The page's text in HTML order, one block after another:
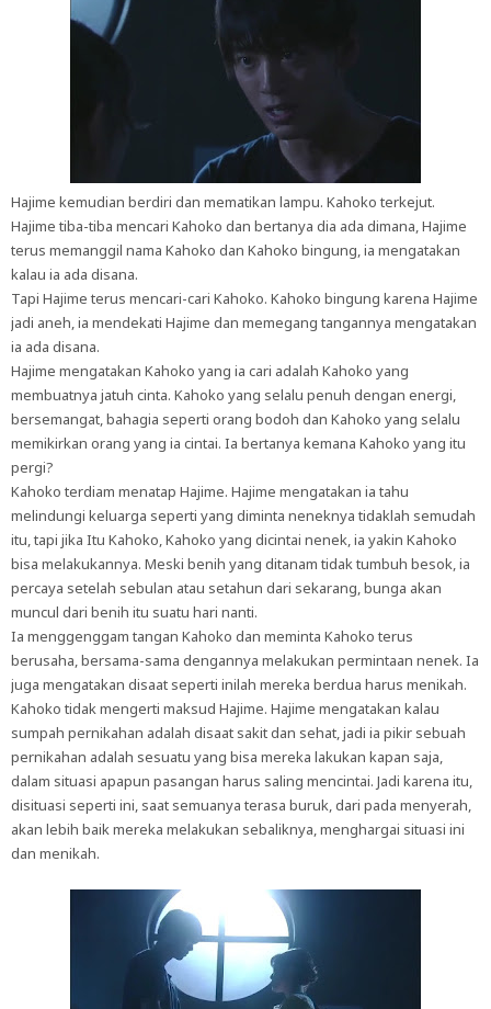
Hajime kemudian berdiri dan mematikan lampu. Kahoko terkejut.
Hajime tiba-tiba mencari Kahoko dan bertanya dia ada dimana, Hajime
terus memanggil nama Kahoko dan Kahoko bingung, ia mengatakan
kalau ia ada disana.
Tapi Hajime terus mencari-cari Kahoko. Kahoko bingung karena Hajime
jadi aneh, ia mendekati Hajime dan memegang tangannya mengatakan
ia ada disana.
Hajime mengatakan Kahoko yang ia cari adalah Kahoko yang
membuatnya jatuh cinta. Kahoko yang selalu penuh dengan energi,
bersemangat, bahagia seperti orang bodoh dan Kahoko yang selalu
memikirkan orang yang ia cintai. Ia bertanya kemana Kahoko yang itu
pergi?
Kahoko terdiam menatap Hajime. Hajime mengatakan ia tahu
melindungi keluarga seperti yang diminta neneknya tidaklah semudah
itu, tapi jika Itu Kahoko, Kahoko yang dicintai nenek, ia yakin Kahoko
bisa melakukannya. Meski benih yang ditanam tidak tumbuh besok, ia
percaya setelah sebulan atau setahun dari sekarang, bunga akan
muncul dari benih itu suatu hari nanti.
Ia menggenggam tangan Kahoko dan meminta Kahoko terus
berusaha, bersama-sama dengannya melakukan permintaan nenek. Ia
juga mengatakan disaat seperti inilah mereka berdua harus menikah.
Kahoko tidak mengerti maksud Hajime. Hajime mengatakan kalau
sumpah pernikahan adalah disaat sakit dan sehat, jadi ia pikir sebuah
pernikahan adalah sesuatu yang bisa mereka lakukan kapan saja,
dalam situasi apapun pasangan harus saling mencintai. Jadi karena itu,
disituasi seperti ini, saat semuanya terasa buruk, dari pada menyerah,
akan lebih baik mereka melakukan sebaliknya, menghargai situasi ini
dan menikah.